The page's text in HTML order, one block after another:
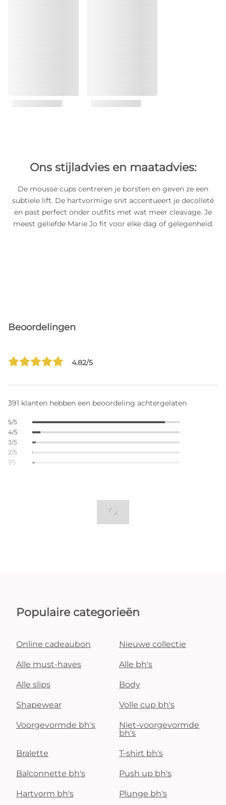
Ons stijladvies en maatadvies:
De mousse cups centreren je borsten en geven ze een
subtiele lift. De hartvormige snit accentueert je decolleté
en past perfect onder outfits met wat meer cleavage. Je
meest geliefde Marie Jo fit voor elke dag of gelegenheid.
Beoordelingen
4.82/5
391 klanten hebben een beoordeling achtergelaten
5/5
4/5
3/5
2/5
1/5
Populaire categorieën
Online cadeaubon Nieuwe collectie
Alle must-haves Alle bh's
Alle slips Body
Shapewear Volle cup bh's
Voorgevormde bh's
Niet-voorgevormde
bh's
Bralette T-shirt bh's
Balconnette bh's Push up bh's
Hartvorm bh's Plunge bh's